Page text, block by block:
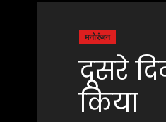
मनोरंजन
दूसरे
किया